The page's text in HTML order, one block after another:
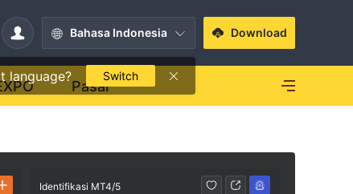
Bahasa Indonesia
language? Switch
Download
Pasar
Identifikasi MT4/5